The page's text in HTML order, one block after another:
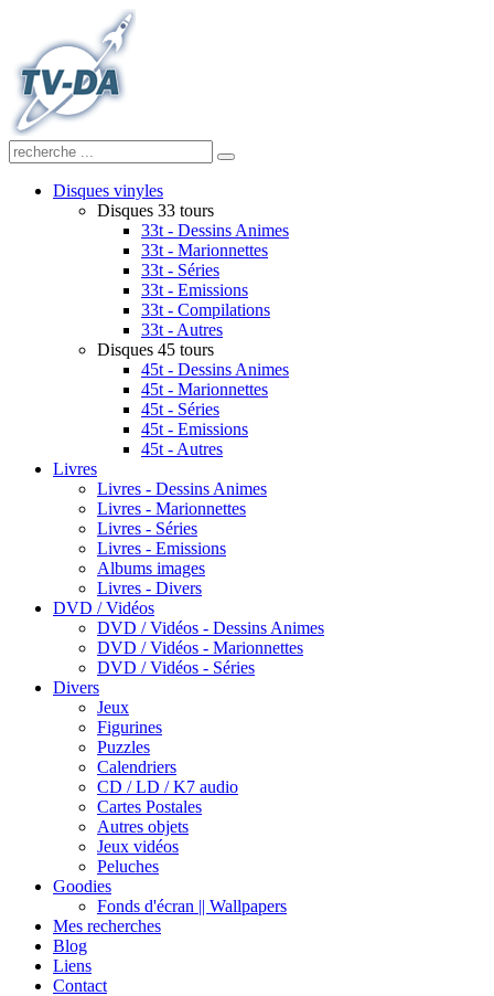
Disques vinyles
Disques 33 tours
33t - Dessins Animes
33t - Marionnettes
33t - Séries
33t - Emissions
33t - Compilations
33t - Autres
Disques 45 tours
45t - Dessins Animes
45t - Marionnettes
45t - Séries
45t - Emissions
45t - Autres
Livres
Livres - Dessins Animes
Livres - Marionnettes
Livres - Séries
Livres - Emissions
Albums images
Livres - Divers
DVD / Vidéos
DVD / Vidéos - Dessins Animes
DVD / Vidéos - Marionnettes
DVD / Vidéos - Séries
Divers
Jeux
Figurines
Puzzles
Calendriers
CD / LD / K7 audio
Cartes Postales
Autres objets
Jeux vidéos
Peluches
Goodies
Fonds d'écran || Wallpapers
Mes recherches
Blog
Liens
Contact